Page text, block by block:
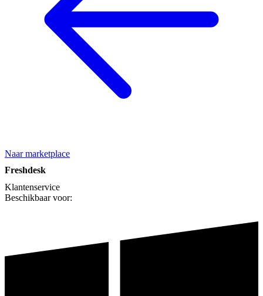
Naar marketplace
Freshdesk
Klantenservice
Beschikbaar voor: